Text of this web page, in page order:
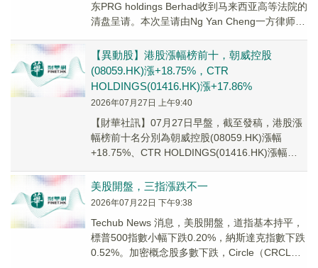
东PRG holdings Berhad收到马来西亚高等法院的
清盘呈请。本次呈请由Ng Yan Cheng一方律师提
【異動股】港股漲幅榜前十，朝威控股
(08059.HK)漲+18.75%，CTR
HOLDINGS(01416.HK)漲+17.86%
2026年07月27日 上午9:40
【財華社訊】07月27日早盤，截至發稿，港股漲
幅榜前十名分別為朝威控股(08059.HK)漲幅
+18.75%、CTR HOLDINGS(01416.HK)漲幅
美股開盤，三指漲跌不一
2026年07月22日 下午9:38
Techub News 消息，美股開盤，道指基本持平，
標普500指數小幅下跌0.20%，納斯達克指數下跌
0.52%。加密概念股多數下跌，Circle（CRCL）